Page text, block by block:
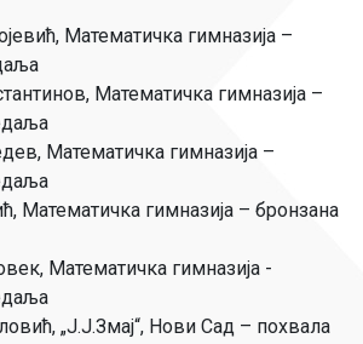
Математичка гимназија –
Математичка гимназија –
Математичка гимназија –
Математичка гимназија – бронзана
Математичка гимназија -
„Ј.Ј.Змај“, Нови Сад – похвала